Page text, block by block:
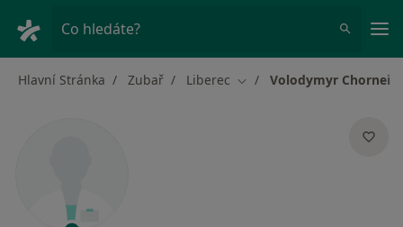
Co hledáte?
Hlavní Stránka Zubař Liberec Změna města
Volodymyr Chornei